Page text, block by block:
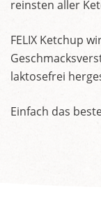
reinsten aller
FELIX Ketchup
laktosefrei
Einfach das